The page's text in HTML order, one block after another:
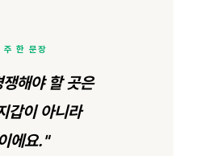
한 문장
해야 할 곳은
갑이 아니라
에요."